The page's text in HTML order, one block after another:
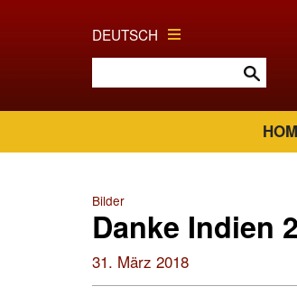
DEUTSCH
Bilder
Danke Indien
31. März 2018